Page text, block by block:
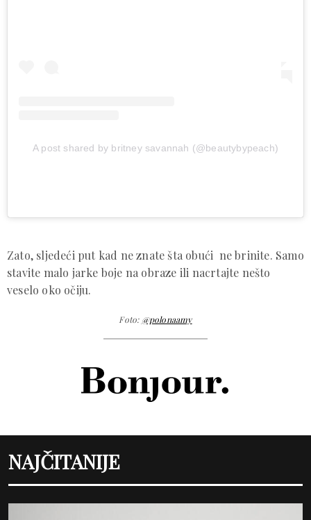
A post shared by britney savannah (@beautybypeach)
Zato, sljedeći put kad ne znate šta obući ne brinite. Samo
stavite malo jarke boje na obraze ili nacrtajte nešto
veselo oko očiju.
Foto: @polonaamy
NAJČITANIJE